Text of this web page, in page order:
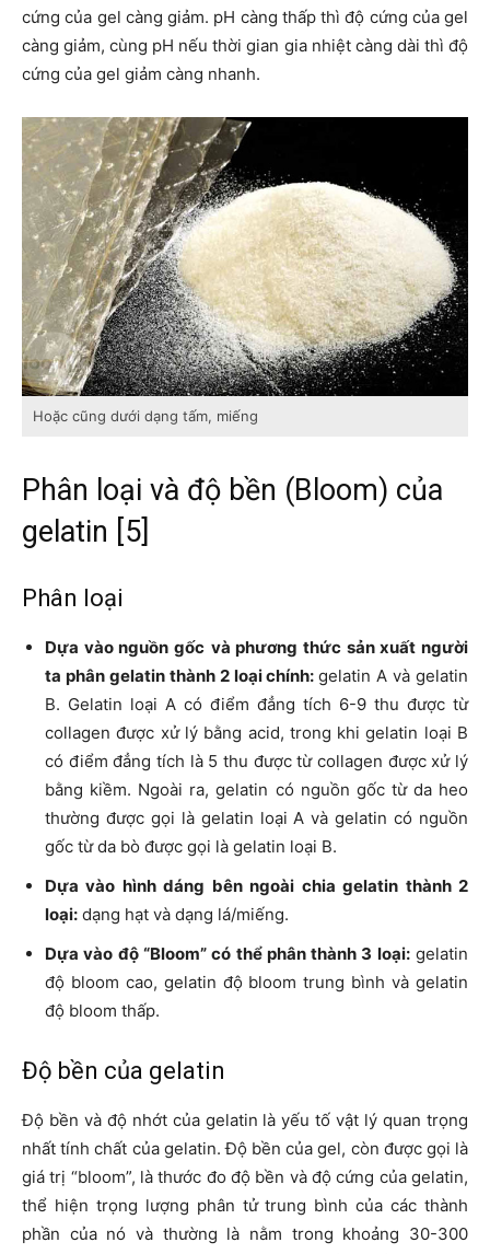
cứng của gel càng giảm. pH càng thấp thì độ cứng của gel
càng giảm, cùng pH nếu thời gian gia nhiệt càng dài thì độ
cứng của gel giảm càng nhanh.
Hoặc cũng dưới dạng tấm, miếng
Phân loại và độ bền (Bloom) của
gelatin [5]
Phân loại
Dựa vào nguồn gốc và phương thức sản xuất người
ta phân gelatin thành 2 loại chính:gelatin A và gelatin
B. Gelatin loại A có điểm đẳng tích 6-9 thu được từ
collagen được xử lý bằng acid, trong khi gelatin loại B
có điểm đẳng tích là 5 thu được từ collagen được xử lý
bằng kiềm. Ngoài ra, gelatin có nguồn gốc từ da heo
thường được gọi là gelatin loại A và gelatin có nguồn
gốc từ da bò được gọi là gelatin loại B.
Dựa vào hình dáng bên ngoài chia gelatin thành 2
loại: dạng hạt và dạng lá/miếng.
Dựa vào độ “Bloom” có thể phân thành 3 loại:gelatin
độ bloom cao, gelatin độ bloom trung bình và gelatin
độ bloom thấp.
Độ bền của gelatin
Độ bền và độ nhớt của gelatin là yếu tố vật lý quan trọng
nhất tính chất của gelatin. Độ bền của gel, còn được gọi là
giá trị “bloom”, là thước đo độ bền và độ cứng của gelatin,
thể hiện trọng lượng phân tử trung bình của các thành
phần của nó và thường là nằm trong khoảng 30-300